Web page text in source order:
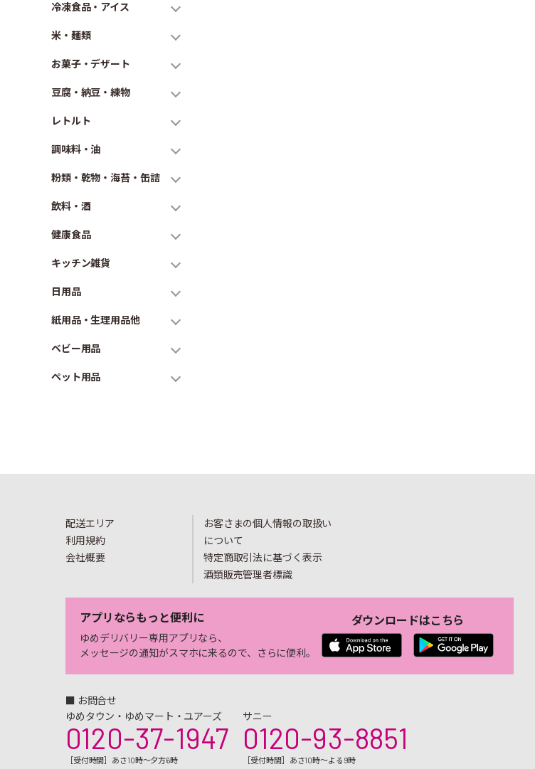
冷凍食品・アイス
米・麺類
お菓子・デザート
豆腐・納豆・練物
レトルト
調味料・油
粉類・乾物・海苔・缶詰
飲料・酒
健康食品
キッチン雑貨
日用品
紙用品・生理用品他
ベビー用品
ペット用品
配送エリア
利用規約
会社概要
お客さまの個人情報の取扱い
について
特定商取引法に基づく表示
酒類販売管理者標識
アプリならもっと便利に
ゆめデリバリー専用アプリなら、
メッセージの通知がスマホに来るので、さらに便利。
ダウンロードはこちら
■ お問合せ
ゆめタウン・ゆめマート・ユアーズ
0120-37-1947
［受付時間］あさ10時～夕方6時
サニー
0120-93-8851
［受付時間］あさ10時～よる9時